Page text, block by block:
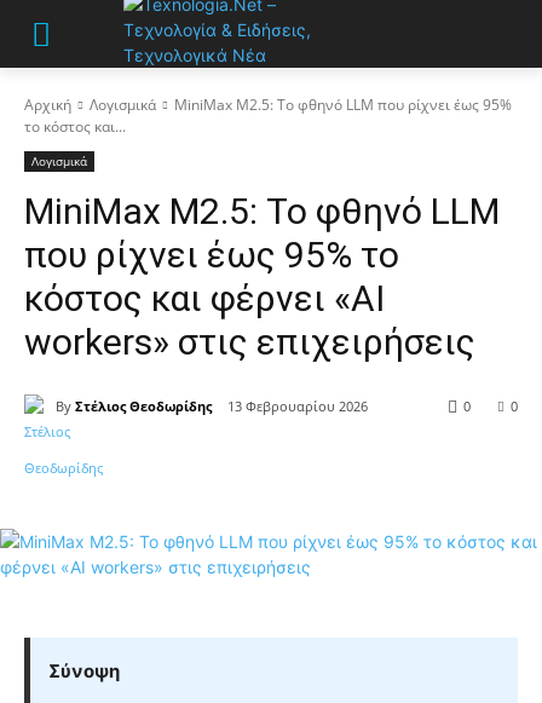
Αρχική Λογισμικά
MiniMax M2.5: Το φθηνό LLM που ρίχνει έως 95%
το κόστος και...
Λογισμικά
MiniMax M2.5: Το φθηνό LLM
που ρίχνει έως 95% το
κόστος και φέρνει «AI
workers» στις επιχειρήσεις
By Στέλιος Θεοδωρίδης 13 Φεβρουαρίου 2026 0
0
Σύνοψη